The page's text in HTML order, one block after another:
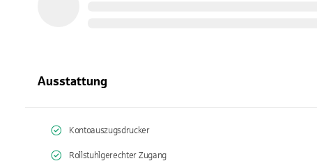
Ausstattung
Kontoauszugsdrucker
Rollstuhlgerechter Zugang